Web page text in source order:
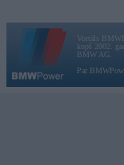
Vortāls
kopš 2002.
BMW AG.
Par